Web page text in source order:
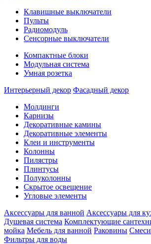
Клавишные выключатели
Пульты
Радиомодуль
Сенсорные выключатели
Компактные блоки
Модульная система
Умная розетка
Интерьерный декор Фасадный декор
Молдинги
Карнизы
Декоративные камины
Декоративные элементы
Клеи и инструменты
Колонны
Пилястры
Плинтусы
Полуколонны
Скрытое освещение
Угловые элементы
Аксессуары для ванной Аксессуары для
Душевая система Комплектующие
мойка Мебель для ванной Раковины
Фильтры для воды